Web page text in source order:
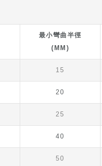
最小彎曲半徑
(MM)
15
20
25
40
50